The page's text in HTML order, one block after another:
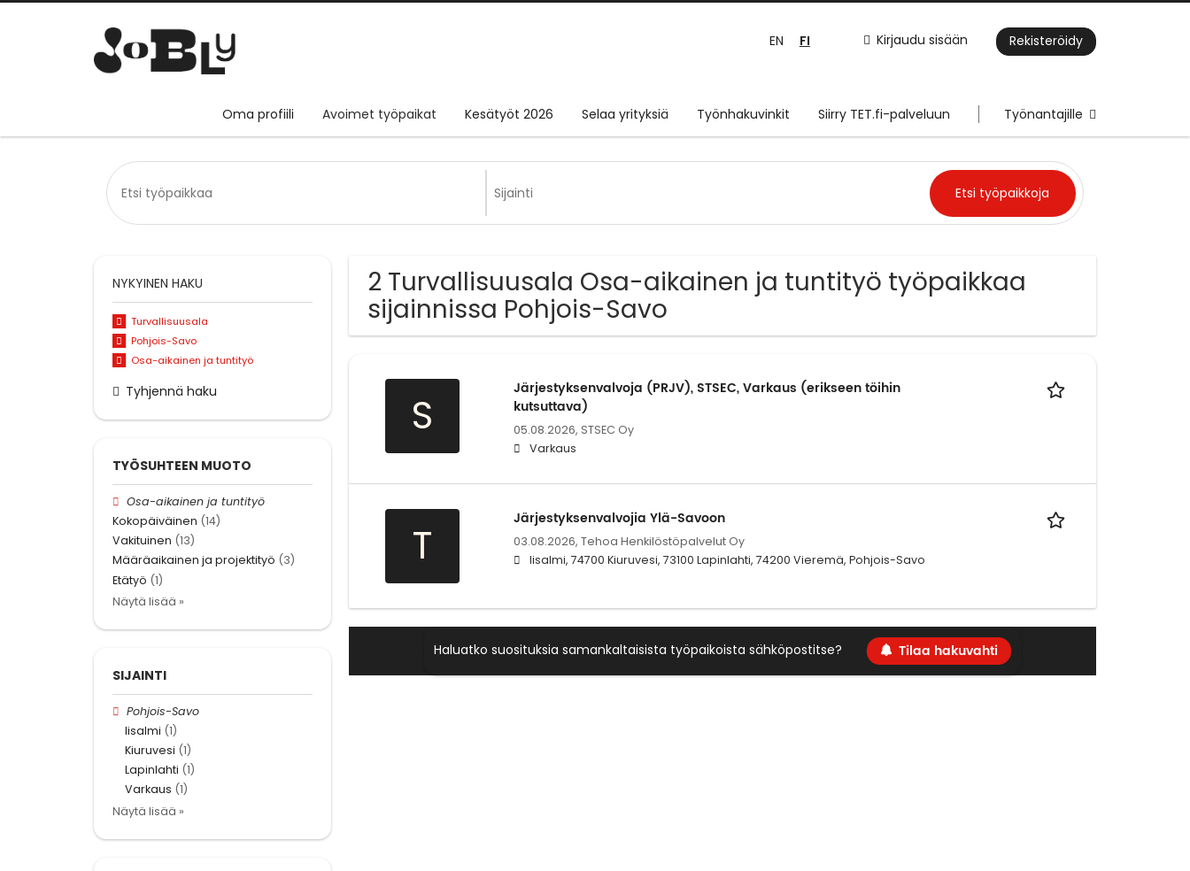
Kirjaudu sisään Rekisteröidy
EN FI
Oma profiili Avoimet työpaikat Kesätyöt 2026 Selaa yrityksiä Työnhakuvinkit Siirry TET.fi-palveluun Työnantajille
2 Turvallisuusala Osa-aikainen ja tuntityö työpaikkaa
sijainnissa Pohjois-Savo
S
Järjestyksenvalvoja (PRJV), STSEC, Varkaus (erikseen töihin
kutsuttava)
05.08.2026, STSEC Oy
Varkaus
T
Järjestyksenvalvojia Ylä-Savoon
03.08.2026, Tehoa Henkilöstöpalvelut Oy
Iisalmi, 74700 Kiuruvesi, 73100 Lapinlahti, 74200 Vieremä, Pohjois-Savo
Haluatko suosituksia samankaltaisista työpaikoista sähköpostitse? Tilaa hakuvahti
NYKYINEN HAKU
Turvallisuusala
Pohjois-Savo
Osa-aikainen ja tuntityö
Tyhjennä haku
TYÖSUHTEEN MUOTO
Osa-aikainen ja tuntityö
Kokopäiväinen (14)
Vakituinen (13)
Määräaikainen ja projektityö (3)
Etätyö (1)
Näytä lisää »
SIJAINTI
Pohjois-Savo
Iisalmi (1)
Kiuruvesi (1)
Lapinlahti (1)
Varkaus (1)
Näytä lisää »